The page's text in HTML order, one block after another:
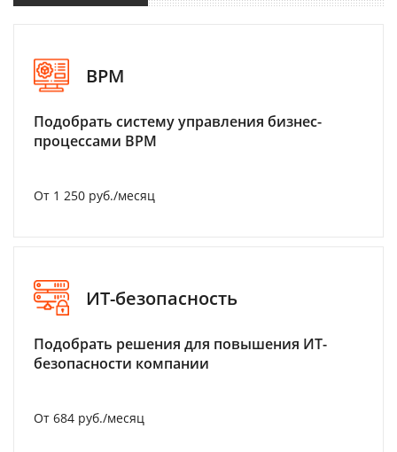
BPM
Подобрать систему управления бизнес-
процессами BPM
От 1 250 руб./месяц
ИТ-безопасность
Подобрать решения для повышения ИТ-
безопасности компании
От 684 руб./месяц